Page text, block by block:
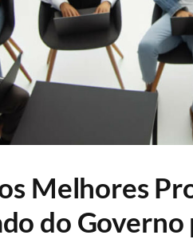
Melhores
do Governo